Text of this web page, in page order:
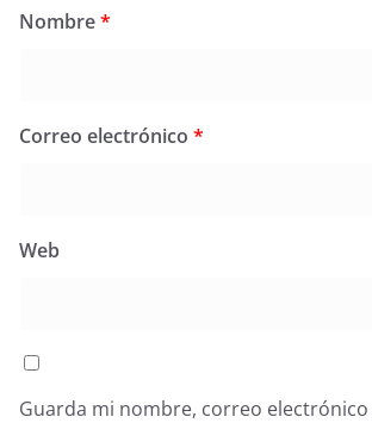
Nombre*
Correo electrónico *
Web
Guarda mi nombre, correo electrónico